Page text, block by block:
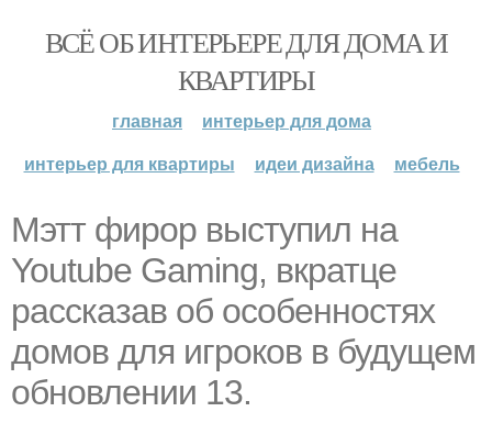
ВСЁ ОБ ИНТЕРЬЕРЕ ДЛЯ ДОМА И
КВАРТИРЫ
главная
интерьер для дома
интерьер для квартиры
идеи дизайна мебель
Мэтт фирор выступил на
Youtube Gaming, вкратце
рассказав об особенностях
домов для игроков в будущем
обновлении 13.